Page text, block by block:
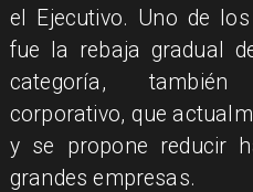
el Ejecutivo. Uno de
fue la rebaja gradual
categoría,
corporativo, que
y se propone reducir
grandes empresas.